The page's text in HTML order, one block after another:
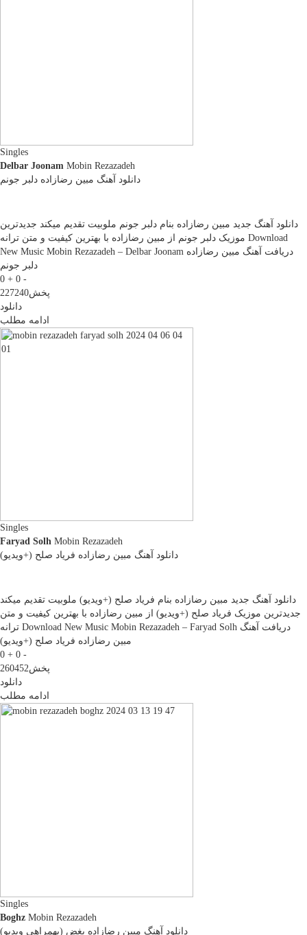
Singles
Delbar Joonam Mobin Rezazadeh
دانلود آهنگ مبین رضازاده دلبر جونم
دانلود آهنگ جدید مبین رضازاده بنام دلبر جونم ملوبیت تقدیم میکند جدیدترین
موزیک دلبر جونم از مبین رضازاده با بهترین کیفیت و متن ترانه Download
New Music Mobin Rezazadeh – Delbar Joonam دریافت آهنگ مبین رضازاده
دلبر جونم
0 + 0 -
پخش227240
دانلود
ادامه مطلب
Singles
Faryad Solh Mobin Rezazadeh
دانلود آهنگ مبین رضازاده فریاد صلح (+ویدیو)
دانلود آهنگ جدید مبین رضازاده بنام فریاد صلح (+ویدیو) ملوبیت تقدیم میکند
جدیدترین موزیک فریاد صلح (+ویدیو) از مبین رضازاده با بهترین کیفیت و متن
ترانه Download New Music Mobin Rezazadeh – Faryad Solh دریافت آهنگ
مبین رضازاده فریاد صلح (+ویدیو)
0 + 0 -
پخش260452
دانلود
ادامه مطلب
Singles
Boghz Mobin Rezazadeh
دانلود آهنگ مبین رضازاده بغض (بهمراهی ویدیو)